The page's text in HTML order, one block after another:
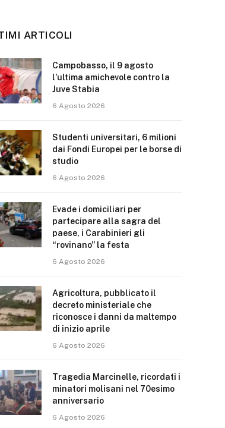
ARTICOLI
Campobasso, il 9 agosto
l’ultima amichevole contro la
Juve Stabia
6 Agosto 2026
Studenti universitari, 6 milioni
dai Fondi Europei per le borse di
studio
6 Agosto 2026
Evade i domiciliari per
partecipare alla sagra del
paese, i Carabinieri gli
“rovinano” la festa
6 Agosto 2026
Agricoltura, pubblicato il
decreto ministeriale che
riconosce i danni da maltempo
di inizio aprile
6 Agosto 2026
Tragedia Marcinelle, ricordati i
minatori molisani nel 70esimo
anniversario
6 Agosto 2026